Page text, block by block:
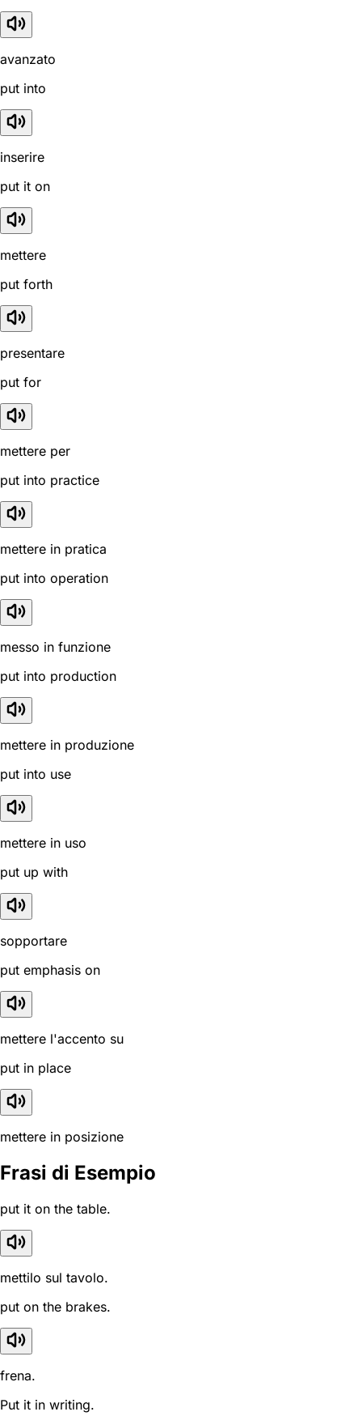
avanzato
put into
inserire
put it on
mettere
put forth
presentare
put for
mettere per
put into practice
mettere in pratica
put into operation
messo in funzione
put into production
mettere in produzione
put into use
mettere in uso
put up with
sopportare
put emphasis on
mettere l'accento su
put in place
mettere in posizione
Frasi di Esempio
put it on the table.
mettilo sul tavolo.
put on the brakes.
frena.
Put it in writing.